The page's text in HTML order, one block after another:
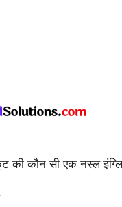
की कौन सी एक नस्ल